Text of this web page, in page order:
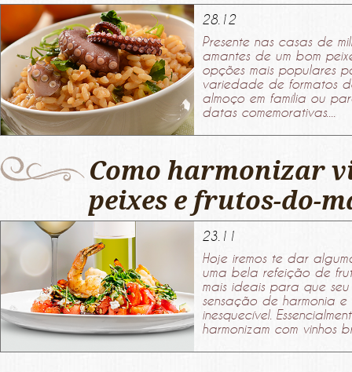
28.12
Presente nas casas de
amantes de um bom
opções mais populares
variedade de formatos
almoço em família ou
datas comemorativas....
Como harmonizar
peixes e frutos-do-
23.11
Hoje iremos te dar
uma bela refeição de
mais ideais para que
sensação de harmonia
inesquecível.
harmonizam com vinhos